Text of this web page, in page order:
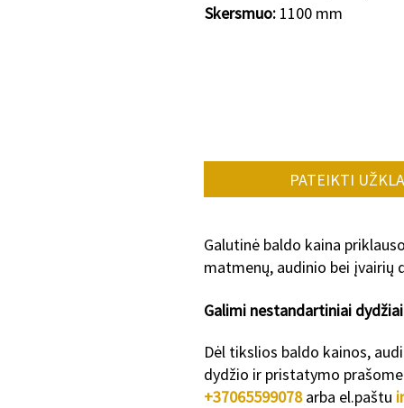
Skersmuo: 1100 mm
PATEIKTI
Galutinė baldo kaina
matmenų, audinio bei įvairių
Galimi nestandartiniai dydžiai
Dėl tikslios baldo kainos,
dydžio ir pristatymo
+37065599078arba el.paštu